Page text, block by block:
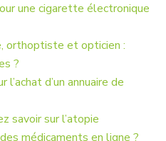
une cigarette électronique
orthoptiste et opticien :
?
l’achat d’un annuaire de
savoir sur l’atopie
médicaments en ligne ?